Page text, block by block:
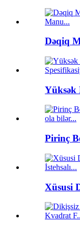
Dəqiq
Yüksək
Pirinç
Xüsusi